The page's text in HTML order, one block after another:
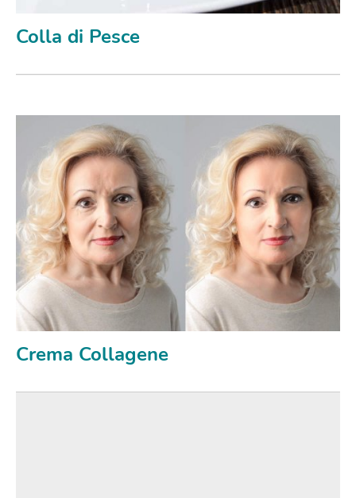
Colla di Pesce
Crema Collagene